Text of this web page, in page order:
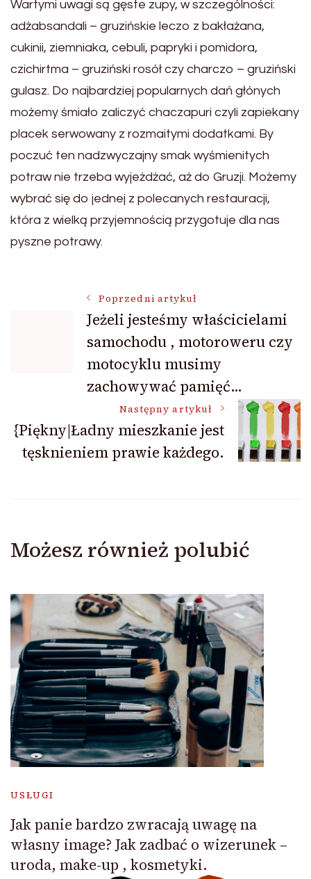
Wartymi uwagi są gęste zupy, w szczególności:
adżabsandali – gruzińskie leczo z bakłażana,
cukinii, ziemniaka, cebuli, papryki i pomidora,
czichirtma – gruziński rosół czy charczo – gruziński
gulasz. Do najbardziej popularnych dań głónych
możemy śmiało zaliczyć chaczapuri czyli zapiekany
placek serwowany z rozmaitymi dodatkami. By
poczuć ten nadzwyczajny smak wyśmienitych
potraw nie trzeba wyjeżdżać, aż do Gruzji. Możemy
wybrać się do jednej z polecanych restauracji,
która z wielką przyjemnością przygotuje dla nas
pyszne potrawy.
Nawigacja
wpisu
Poprzedni artykuł
Jeżeli jesteśmy właścicielami
samochodu , motoroweru czy
motocyklu musimy
zachowywać pamięć…
Następny artykuł
{Piękny|Ładny mieszkanie jest
tęsknieniem prawie każdego.
Możesz również polubić
USŁUGI
Jak panie bardzo zwracają uwagę na
własny image? Jak zadbać o wizerunek –
uroda, make-up , kosmetyki.